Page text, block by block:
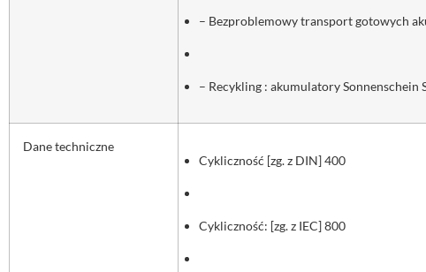
– Bezproblemowy transport gotowych
– Recykling : akumulatory Sonnenschein
Dane techniczne
Cykliczność [zg. z DIN] 400
Cykliczność: [zg. z IEC] 800